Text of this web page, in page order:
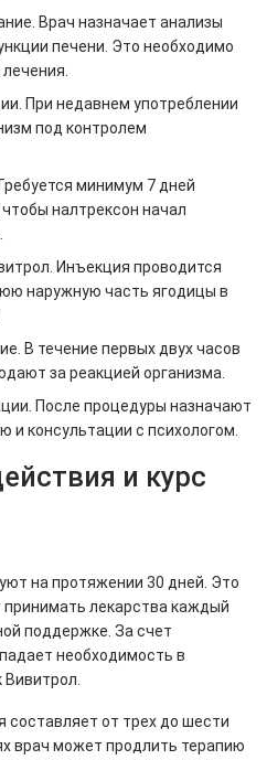
Врач назначает анализы
печени. Это необходимо
При недавнем употреблении
под контролем
минимум 7 дней
налтрексон начал
Инъекция проводится
наружную часть ягодицы в
В течение первых двух часов
за реакцией организма.
После процедуры назначают
и консультации с психологом.
и курс
на протяжении 30 дней. Это
принимать лекарства каждый
поддержке. За счет
необходимость в
составляет от трех до шести
врач может продлить терапию